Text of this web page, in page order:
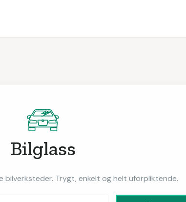
Bilglass
bilverksteder. Trygt, enkelt og helt uforpliktende.